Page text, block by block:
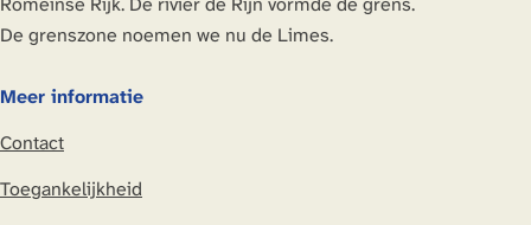
De grenszone noemen we nu de Limes.
Meer informatie
Contact
Toegankelijkheid